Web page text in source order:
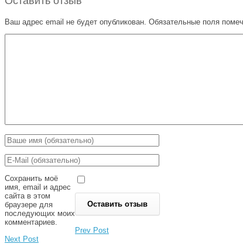
Ваш адрес email не будет опубликован. Обязательные поля
Сохранить моё
имя, email и адрес
сайта в этом
браузере для
последующих моих
комментариев.
Prev Post
Next Post